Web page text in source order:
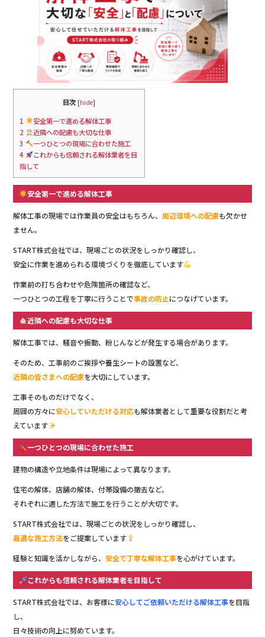
目次 [hide]
1
安全第一で進める解体工事
2
近隣への配慮も大切な仕事
3
一つひとつの現場に合わせた施工
4
これからも信頼される解体業者を目
指して
安全第一で進める解体工事
解体工事の現場では作業員の安全はもちろん、 周辺環境への配慮も欠かせ
ません。
START株式会社では、現場ごとの状況をしっかり確認し、
安全に作業を進められる環境づくりを徹底しています
作業前の打ち合わせや危険箇所の確認など、
一つひとつの工程を丁寧に行うことで事故の防止につなげています。
近隣への配慮も大切な仕事
解体工事では、騒音や振動、粉じんなどが発生する場合があります。
そのため、工事前のご挨拶や養生シートの設置など、
近隣の皆さまへの配慮を大切にしています。
工事そのものだけでなく、
周囲の方々に安心していただける対応も解体業者として重要な役割だと考
えています
一つひとつの現場に合わせた施工
建物の構造や立地条件は現場によって異なります。
住宅の解体、店舗の解体、付帯設備の撤去など、
それぞれに適した方法で施工を行うことが大切です。
START株式会社では、現場ごとの状況をしっかり確認し、
最適な施工方法をご提案しています
経験と知識を活かしながら、 安全で丁寧な解体工事を心がけています。
これからも信頼される解体業者を目指して
START株式会社では、お客様に安心してご依頼いただける解体工事を目指
し、
日々技術の向上に努めています。